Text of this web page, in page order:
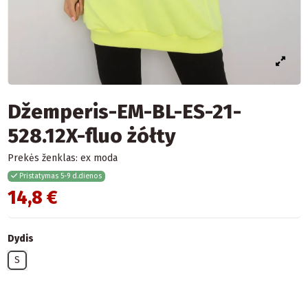
Džemperis-EM-BL-ES-21-
528.12X-fluo żółty
Prekės ženklas: ex moda
Pristatymas 5-9 d.dienos
14,8 €
Dydis
S